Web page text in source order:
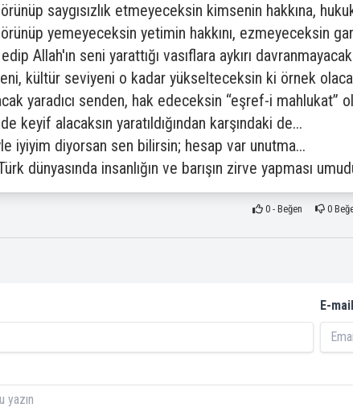
saygısızlık etmeyeceksin kimsenin hakkına,
yemeyeceksin yetimin hakkını, ezmeyeceksin
Allah'ın seni yarattığı vasıflara aykırı
kültür seviyeni o kadar yükselteceksin ki örnek
yaradıcı senden, hak edeceksin “eşref-i mahlukat”
keyif alacaksın yaratıldığından karşındaki de...
iyiyim diyorsan sen bilirsin; hesap var unutma...
dünyasında insanlığın ve barışın zirve yapması
0- Beğen 0
E-mail